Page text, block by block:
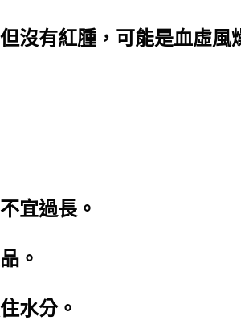
沒有紅腫，可能是血虛
宜過長。
。
水分。